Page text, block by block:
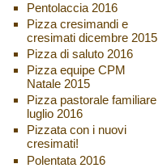
Pentolaccia 2016
Pizza cresimandi e
cresimati dicembre 2015
Pizza di saluto 2016
Pizza equipe CPM
Natale 2015
Pizza pastorale familiare
luglio 2016
Pizzata con i nuovi
cresimati!
Polentata 2016